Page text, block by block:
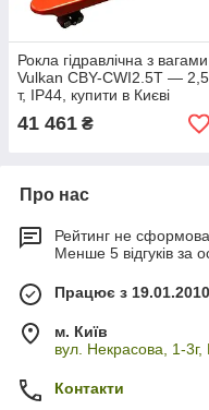
Рокла гідравлічна з вагами
Vulkan CBY-CWI2.5T — 2,5
т, IP44, купити в Києві
41 461 ₴
Про нас
Рейтинг не
Менше 5 відгуків за
Працює з 19.01.2010
м. Київ
вул. Некрасова, 1-3г,
Контакти